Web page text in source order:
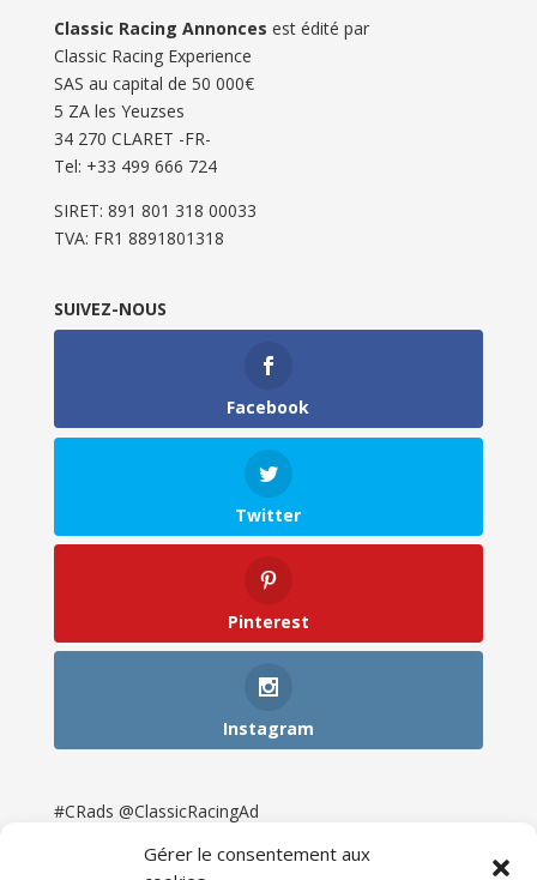
Gérer le consentement aux
Classic Racing Annonces est édité par
Classic Racing Experience
SAS au capital de 50 000€
5 ZA les Yeuzses
34 270 CLARET -FR-
Tel: ‭+33 499 666 724‬
SIRET: 891 801 318 00033
TVA: FR1 8891801318
SUIVEZ-NOUS
Facebook
Twitter
Pinterest
Instagram
#CRads @ClassicRacingAd